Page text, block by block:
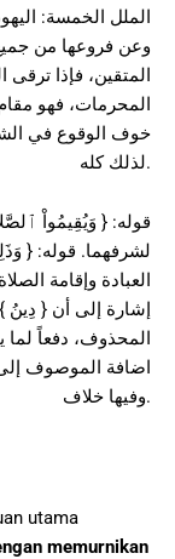
الملل الخمسة:
وعن فروعها من جميع
المتقين، فإذا
المحرمات، فهو
خوف الوقوع في
لذلك كله.
قوله: { وَيُقِيمُواْ
لشرفهما. قوله: {
العبادة وإقامة
إشارة إلى أن {
المحذوف، دفعاً
اضافة الموصوف
وفيها خلاف.
utama
memurnikan